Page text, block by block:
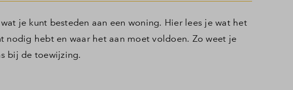
Toewijzing
Woning kopen
je kunt besteden aan een woning. Hier lees je wat het
nodig hebt en waar het aan moet voldoen. Zo weet je
bij de toewijzing.